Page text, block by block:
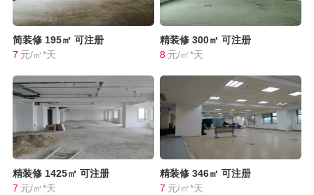
简装修 195㎡ 可注册
7 元/㎡*天
精装修 300㎡ 可注册
8 元/㎡*天
精装修 1425㎡ 可注册
7 元/㎡*天
精装修 346㎡ 可注册
7 元/㎡*天